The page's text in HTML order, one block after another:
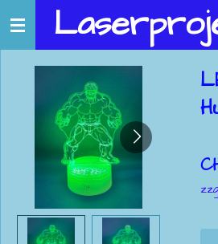
Zum
springen